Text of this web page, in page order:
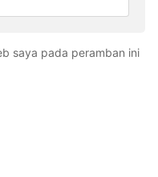
saya pada peramban ini